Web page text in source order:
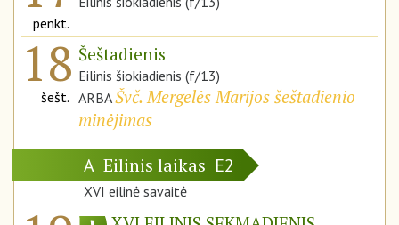
penkt.
18
šešt.
Šeštadienis
Eilinis šiokiadienis (f/13)
ARBAŠvč. Mergelės Marijos šeštadienio
minėjimas
A Eilinis laikas E2
XVI eilinė savaitė